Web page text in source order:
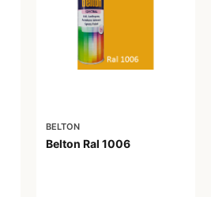
BELTON
Belton Ral 1006